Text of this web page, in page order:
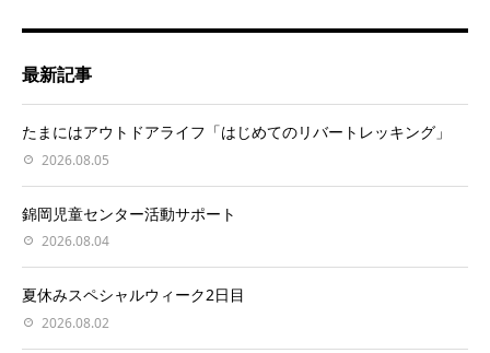
最新記事
たまにはアウトドアライフ「はじめてのリバートレッキング」
2026.08.05
錦岡児童センター活動サポート
2026.08.04
夏休みスペシャルウィーク2日目
2026.08.02